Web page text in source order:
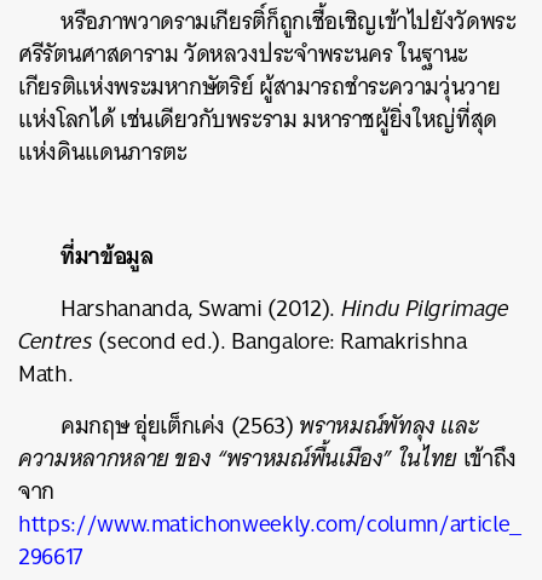
หรือภาพวาดรามเกียรติ์ก็ถูกเชื้อเชิญเข้าไปยังวัดพระ
ศรีรัตนศาสดาราม วัดหลวงประจำพระนคร ในฐานะ
เกียรติแห่งพระมหากษัตริย์ ผู้สามารถชำระความวุ่นวาย
แห่งโลกได้ เช่นเดียวกับพระราม มหาราชผู้ยิ่งใหญ่ที่สุด
แห่งดินแดนภารตะ
ที่มาข้อมูล
Harshananda, Swami (2012).Hindu Pilgrimage
Centres(second ed.). Bangalore: Ramakrishna
Math.
คมกฤษ อุ่ยเต็กเค่ง (2563)พราหมณ์พัทลุง และ
ความหลากหลาย ของ “พราหมณ์พื้นเมือง” ในไทยเข้าถึง
จาก
https://www.matichonweekly.com/column/article_
296617